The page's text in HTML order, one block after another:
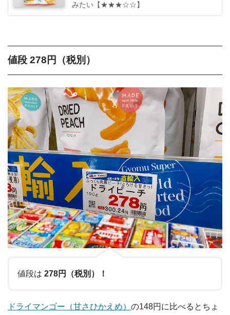
みたい【★★★☆☆】
値段 278円（税別）
値段は 278円（税別）！
ドライマンゴー（甘さひかえめ） の148円に比べるとちょ